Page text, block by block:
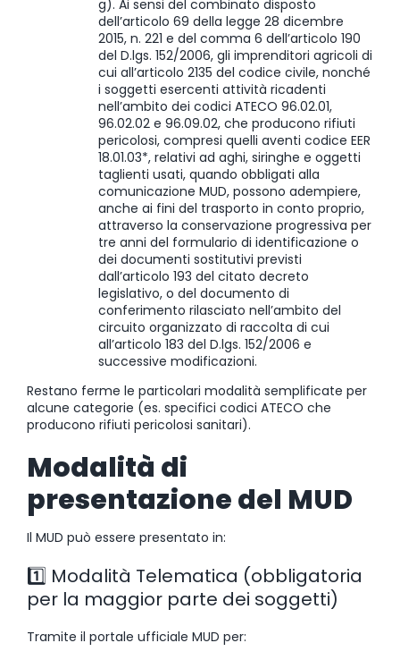
g). Ai sensi del combinato disposto
dell’articolo 69 della legge 28 dicembre
2015, n. 221 e del comma 6 dell’articolo 190
del D.lgs. 152/2006, gli imprenditori agricoli di
cui all’articolo 2135 del codice civile, nonché
i soggetti esercenti attività ricadenti
nell’ambito dei codici ATECO 96.02.01,
96.02.02 e 96.09.02, che producono rifiuti
pericolosi, compresi quelli aventi codice EER
18.01.03*, relativi ad aghi, siringhe e oggetti
taglienti usati, quando obbligati alla
comunicazione MUD, possono adempiere,
anche ai fini del trasporto in conto proprio,
attraverso la conservazione progressiva per
tre anni del formulario di identificazione o
dei documenti sostitutivi previsti
dall’articolo 193 del citato decreto
legislativo, o del documento di
conferimento rilasciato nell’ambito del
circuito organizzato di raccolta di cui
all’articolo 183 del D.lgs. 152/2006 e
successive modificazioni.
Restano ferme le particolari modalità semplificate per
alcune categorie (es. specifici codici ATECO che
producono rifiuti pericolosi sanitari).
Modalità di
presentazione del MUD
Il MUD può essere presentato in:
1️⃣ Modalità Telematica (obbligatoria
per la maggior parte dei soggetti)
Tramite il portale ufficiale MUD per: